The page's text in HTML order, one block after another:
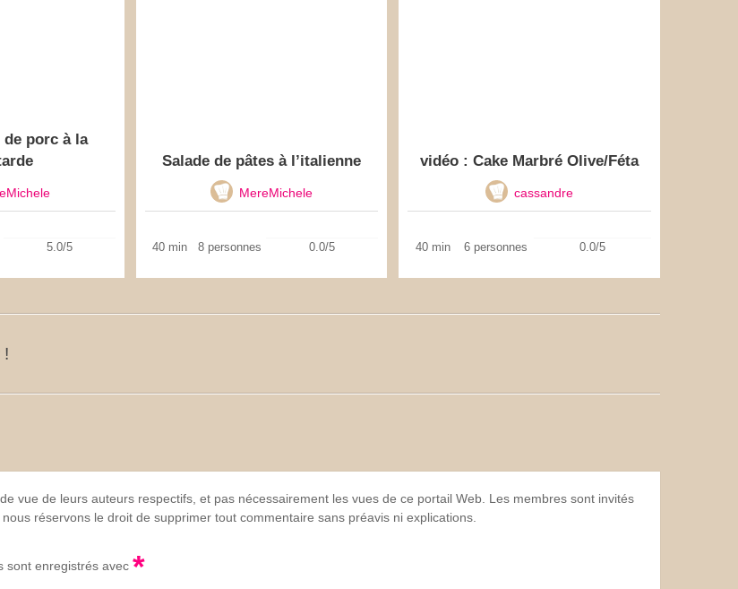
porc à la
5.0/5
Salade de pâtes à l’italienne
MereMichele
40 min 8 personnes 0.0/5
vidéo : Cake Marbré Olive/Féta
cassandre
40 min 6 personnes 0.0/5
!
vue de leurs auteurs respectifs, et pas nécessairement les vues de ce portail Web. Les membres sont invités
réservons le droit de supprimer tout commentaire sans préavis ni explications.
sont enregistrés avec *